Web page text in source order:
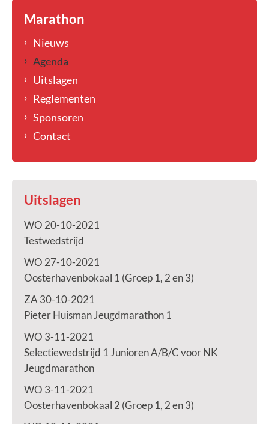
Marathon
Nieuws
Agenda
Uitslagen
Reglementen
Sponsoren
Contact
Uitslagen
WO 20-10-2021
Testwedstrijd
WO 27-10-2021
Oosterhavenbokaal 1 (Groep 1, 2 en 3)
ZA 30-10-2021
Pieter Huisman Jeugdmarathon 1
WO 3-11-2021
Selectiewedstrijd 1 Junioren A/B/C voor NK
Jeugdmarathon
WO 3-11-2021
Oosterhavenbokaal 2 (Groep 1, 2 en 3)